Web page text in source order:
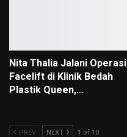
Nita Thalia Jalani Operasi
Facelift di Klinik Bedah
Plastik Queen,…
PREV NEXT 1 of 10